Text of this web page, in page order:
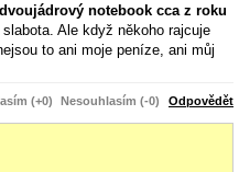
notebook cca z roku
Ale když někoho rajcuje
to ani moje peníze, ani můj
(+0) Nesouhlasím (-0) Odpovědět